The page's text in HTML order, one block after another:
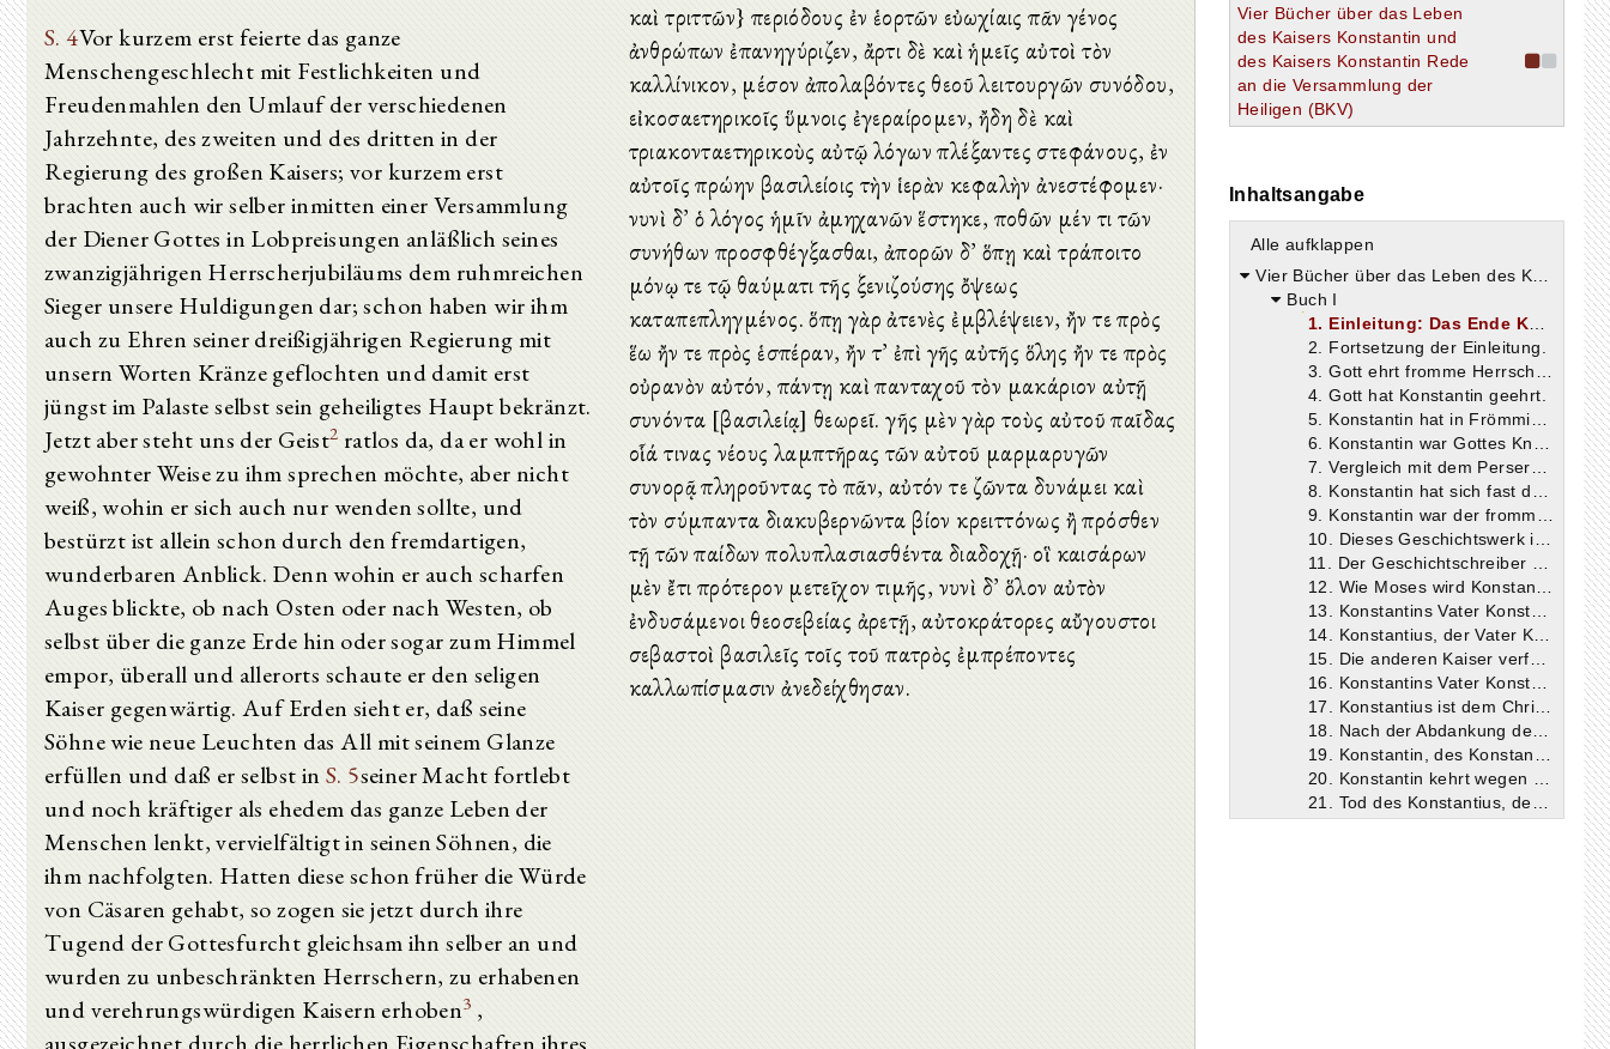
S. 4Vor kurzem erst feierte das ganze
Menschengeschlecht mit Festlichkeiten und
Freudenmahlen den Umlauf der verschiedenen
Jahrzehnte, des zweiten und des dritten in der
Regierung des großen Kaisers; vor kurzem erst
brachten auch wir selber inmitten einer Versammlung
der Diener Gottes in Lobpreisungen anläßlich seines
zwanzigjährigen Herrscherjubiläums dem ruhmreichen
Sieger unsere Huldigungen dar; schon haben wir ihm
auch zu Ehren seiner dreißigjährigen Regierung mit
unsern Worten Kränze geflochten und damit erst
jüngst im Palaste selbst sein geheiligtes Haupt bekränzt.
Jetzt aber steht uns der Geist2 ratlos da, da er wohl in
gewohnter Weise zu ihm sprechen möchte, aber nicht
weiß, wohin er sich auch nur wenden sollte, und
bestürzt ist allein schon durch den fremdartigen,
wunderbaren Anblick. Denn wohin er auch scharfen
Auges blickte, ob nach Osten oder nach Westen, ob
selbst über die ganze Erde hin oder sogar zum Himmel
empor, überall und allerorts schaute er den seligen
Kaiser gegenwärtig. Auf Erden sieht er, daß seine
Söhne wie neue Leuchten das All mit seinem Glanze
erfüllen und daß er selbst inS. 5seiner Macht fortlebt
und noch kräftiger als ehedem das ganze Leben der
Menschen lenkt, vervielfältigt in seinen Söhnen, die
ihm nachfolgten. Hatten diese schon früher die Würde
von Cäsaren gehabt, so zogen sie jetzt durch ihre
Tugend der Gottesfurcht gleichsam ihn selber an und
wurden zu unbeschränkten Herrschern, zu erhabenen
und verehrungswürdigen Kaisern erhoben3 ,
καὶ τριττῶν} περιόδους ἐν ἑορτῶν εὐωχίαις πᾶν γένος
ἀνθρώπων ἐπανηγύριζεν, ἄρτι δὲ καὶ ἡμεῖς αὐτοὶ τὸν
καλλίνικον, μέσον ἀπολαβόντες θεοῦ λειτουργῶν συνόδου,
εἰκοσαετηρικοῖς ὕμνοις ἐγεραίρομεν, ἤδη δὲ καὶ
τριακονταετηρικοὺς αὐτῷ λόγων πλέξαντες στεφάνους, ἐν
αὐτοῖς πρώην βασιλείοις τὴν ἱερὰν κεφαλὴν ἀνεστέφομεν·
νυνὶ δ’ ὁ λόγος ἡμῖν ἀμηχανῶν ἕστηκε, ποθῶν μέν τι τῶν
συνήθων προσφθέγξασθαι, ἀπορῶν δ’ ὅπῃ καὶ τράποιτο
μόνῳ τε τῷ θαύματι τῆς ξενιζούσης ὄψεως
καταπεπληγμένος. ὅπῃ γὰρ ἀτενὲς ἐμβλέψειεν, ἤν τε πρὸς
ἕω ἤν τε πρὸς ἑσπέραν, ἤν τ’ ἐπὶ γῆς αὐτῆς ὅλης ἤν τε πρὸς
οὐρανὸν αὐτόν, πάντῃ καὶ πανταχοῦ τὸν μακάριον αὐτῇ
συνόντα [βασιλείᾳ] θεωρεῖ. γῆς μὲν γὰρ τοὺς αὐτοῦ παῖδας
οἷά τινας νέους λαμπτῆρας τῶν αὐτοῦ μαρμαρυγῶν
συνορᾷ πληροῦντας τὸ πᾶν, αὐτόν τε ζῶντα δυνάμει καὶ
τὸν σύμπαντα διακυβερνῶντα βίον κρειττόνως ἢ πρόσθεν
τῇ τῶν παίδων πολυπλασιασθέντα διαδοχῇ· οἳ καισάρων
μὲν ἔτι πρότερον μετεῖχον τιμῆς, νυνὶ δ’ ὅλον αὐτὸν
ἐνδυσάμενοι θεοσεβείας ἀρετῇ, αὐτοκράτορες αὔγουστοι
σεβαστοὶ βασιλεῖς τοῖς τοῦ πατρὸς ἐμπρέποντες
καλλωπίσμασιν ἀνεδείχθησαν.
Vier Bücher über das Leben
des Kaisers Konstantin und
des Kaisers Konstantin Rede
an die Versammlung der
Heiligen (BKV)
Inhaltsangabe
Alle aufklappen
Vier Bücher über das Leben des Kaisers Konstantin und des Kaisers Konstantin Rede an die Versammlung der Heiligen (Vita Constantini et Oratio ad coetum sanctorum)
Buch I
2. Fortsetzung der Einleitung.
4. Gott hat Konstantin geehrt.